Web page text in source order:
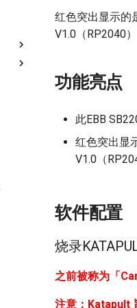
红色突出显示的
V1.0（RP2040
功能亮点
此EBB
红色突出显
V1.0（
软件配置
烧录
之前被称为「
注意：Katapult